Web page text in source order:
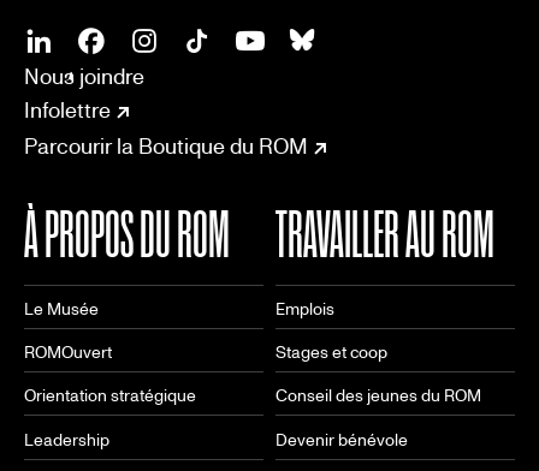
SOCIAL
LinkedinFacebookInstagram
CONNECT
Nous joindre
Infolettre
Parcourir la Boutique du ROM
À PROPOS DU ROM
Le Musée
ROMOuvert
Orientation stratégique
Leadership
TRAVAILLER AU ROM
Emplois
Stages et coop
Conseil des jeunes du ROM
Devenir bénévole